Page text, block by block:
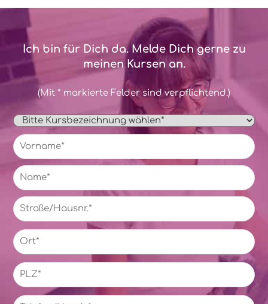
Ich bin für Dich da. Melde Dich gerne zu
meinen Kursen an.
(Mit * markierte Felder sind verpflichtend.)
Kursauswahl*
Name
Anschrift *
Telefon/Handy